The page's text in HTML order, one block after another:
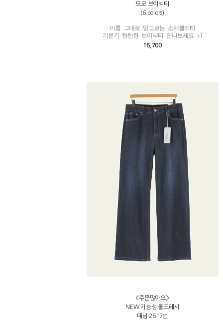
모모 브이넥티
(6 colors)
이름 그대로 믿고보는 소재퀄리티
기본기 탄탄한 브이넥티 만나보세요 :)
16,700
<주문많아요>
NEW 기능성 쿨프레시
데님 2617번